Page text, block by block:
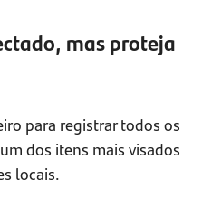
mas proteja
para registrar todos os
dos itens mais visados
locais.